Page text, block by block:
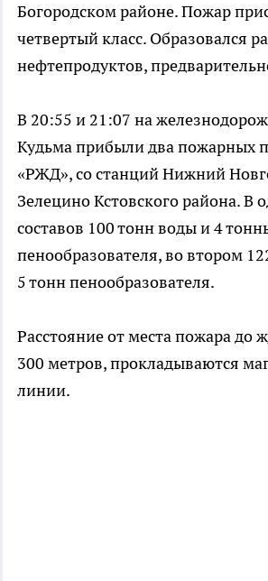
Богородском районе. Пожар
четвертый класс. Образовался
нефтепродуктов,
В 20:55 и 21:07 на
Кудьма прибыли два пожарных
«РЖД», со станций Нижний
Зелецино Кстовского района. В
составов 100 тонн воды и 4
пенообразователя, во втором
5 тонн пенообразователя.
Расстояние от места пожара до
300 метров, прокладываются
линии.